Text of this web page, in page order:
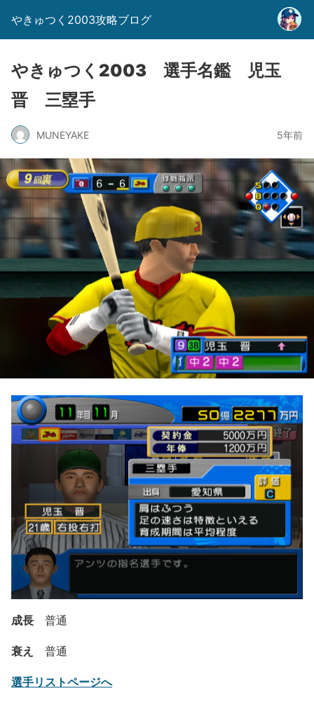
やきゅつく2003攻略ブログ
やきゅつく2003 選手名鑑 児玉
晋 三塁手
MUNEYAKE 5年前
成長 普通
衰え 普通
選手リストページへ